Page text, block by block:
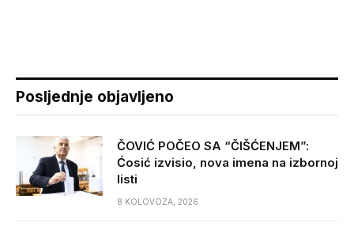
Posljednje objavljeno
ČOVIĆ POČEO SA “ČIŠĆENJEM”:
Ćosić izvisio, nova imena na izbornoj
listi
8 KOLOVOZA, 2026